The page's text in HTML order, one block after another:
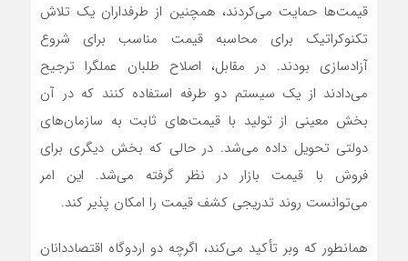
قیمت‌ها حمایت می‌کردند، همچنین از طرفداران یک تلاش
تکنوکراتیک برای محاسبه قیمت مناسب برای شروع
آزادسازی بودند. در مقابل، اصلاح طلبان عملگرا ترجیح
می‌دادند از یک سیستم دو طرفه استفاده کنند که در آن
بخش معینی از تولید با قیمت‌های ثابت به سازمان‌های
دولتی تحویل داده می‌شد. در حالی که بخش دیگری برای
فروش با قیمت بازار در نظر گرفته می‌شد. این امر
می‌توانست روند تدریجی کشف قیمت را امکان پذیر کند.
همانطور که وبر تأکید می‌کند، اگرچه دو اردوگاه اقتصاددانان